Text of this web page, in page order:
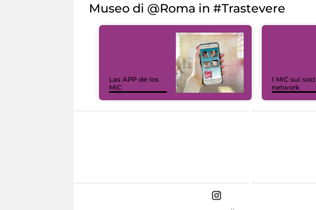
Museo di @Roma in #Trastevere
Las APP de los
MiC
I MiC sui
network